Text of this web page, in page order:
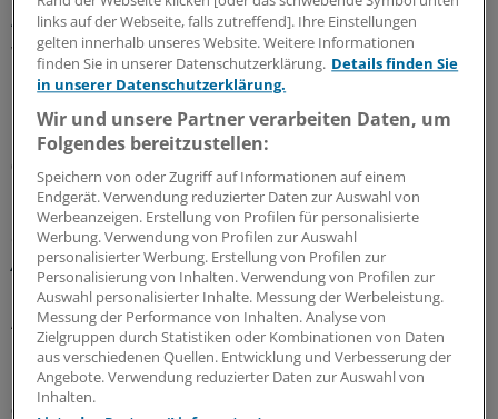
Aleppo nach Osnabrück
Wenn sie den Arztkittel tragen, sind die Zwillinge Yachar
und Yaman Shehabi kaum auseinanderzuhalten.
Deshalb versorgen sie Patienten nur im Doppelpack.
Doch das ist längst nicht ihre einzige Herausforderung.
08.08.2026
Glosse
Ärztlicher Hitzehass
Es gibt viele Gründe, den Sommer toll zu finden – für
Ärzte kann die warme Jahreszeit aber anstrengend sein:
Manchmal liegt es an Patienten, manchmal an Kollegen...
Einblicke in nervige Jahresseiten.
07.08.2026
links auf der Webseite, falls zutreffend]. Ihre Einstellungen
gelten innerhalb unseres Website. Weitere Informationen
finden Sie in unserer Datenschutzerklärung. Details finden Sie
in unserer Datenschutzerklärung.
Wir und unsere Partner verarbeiten Daten, um
Folgendes bereitzustellen:
Speichern von oder Zugriff auf Informationen auf einem
Endgerät. Verwendung reduzierter Daten zur Auswahl von
Werbeanzeigen. Erstellung von Profilen für personalisierte
Werbung. Verwendung von Profilen zur Auswahl
personalisierter Werbung. Erstellung von Profilen zur
Personalisierung von Inhalten. Verwendung von Profilen zur
Auswahl personalisierter Inhalte. Messung der Werbeleistung.
Messung der Performance von Inhalten. Analyse von
Zielgruppen durch Statistiken oder Kombinationen von Daten
aus verschiedenen Quellen. Entwicklung und Verbesserung der
Angebote. Verwendung reduzierter Daten zur Auswahl von
Inhalten.